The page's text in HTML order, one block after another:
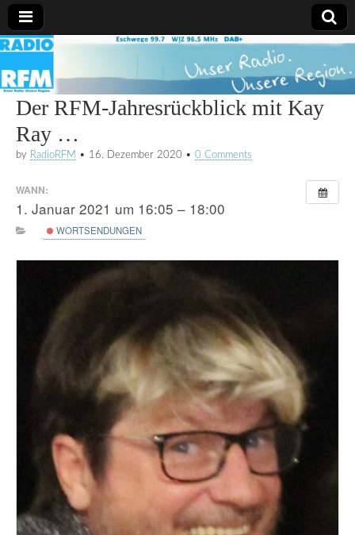
Radio
RFM
Der RFM-Jahresrückblick mit Kay
Ray …
by RadioRFM • 16. Dezember 2020 • 0 Comments
WANN:
1. Januar 2021 um 16:05 – 18:00
WORTSENDUNGEN